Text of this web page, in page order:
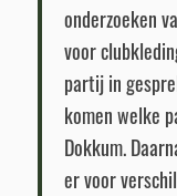
onderzoeken
voor
partij in
komen welke
Dokkum.
er voor